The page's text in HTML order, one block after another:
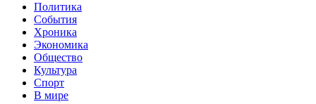
Политика
События
Хроника
Экономика
Общество
Культура
Спорт
В мире